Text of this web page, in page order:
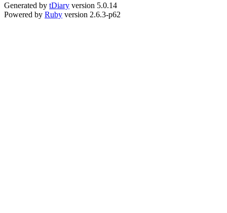
Generated by tDiary version 5.0.14
Powered by Ruby version 2.6.3-p62